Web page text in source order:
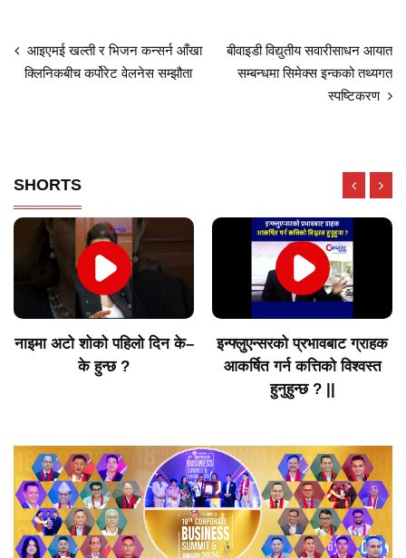
आइएमई खल्ती र भिजन कन्सर्न आँखा
क्लिनिकबीच कर्पोरेट वेलनेस सम्झौता
बीवाइडी विद्युतीय सवारीसाधन आयात
सम्बन्धमा सिमेक्स इन्कको तथ्यगत
स्पष्टिकरण
SHORTS
इन्फ्लुएन्सरको प्रभावबाट ग्राहक
आकर्षित गर्न कत्तिको विश्वस्त
नेपालको अटोमोबाइल बजारमा
लक्ष्मी ग्रुपको वर्तमान अवस्था
कस्तो छ? ||